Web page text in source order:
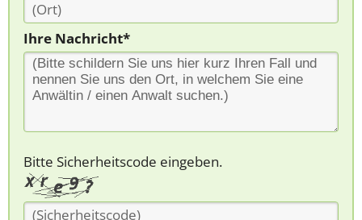
Ihre Nachricht*
Bitte Sicherheitscode eingeben.